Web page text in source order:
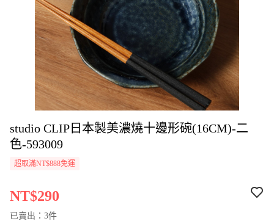
studio CLIP日本製美濃燒十邊形碗(16CM)-二
色-593009
超取滿NT$888免運
NT$290
已賣出：3件